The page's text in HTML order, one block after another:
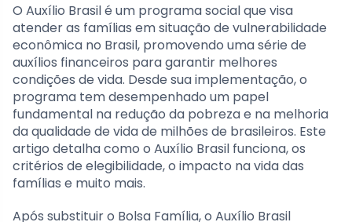
O Auxílio Brasil é um programa social que visa
atender as famílias em situação de vulnerabilidade
econômica no Brasil, promovendo uma série de
auxílios financeiros para garantir melhores
condições de vida. Desde sua implementação, o
programa tem desempenhado um papel
fundamental na redução da pobreza e na melhoria
da qualidade de vida de milhões de brasileiros. Este
artigo detalha como o Auxílio Brasil funciona, os
critérios de elegibilidade, o impacto na vida das
famílias e muito mais.
Após substituir o Bolsa Família, o Auxílio Brasil